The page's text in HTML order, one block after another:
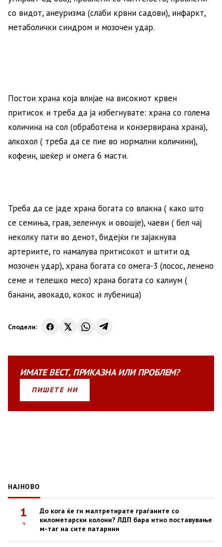
со видот, анеуризма (слаби крвни садови), инфаркт,
метаболички синдром и мозочен удар.
Постои храна која влијае на високиот крвен
притисок и треба да ја избегнувате: храна со голема
количина на сол (обработена и конзервирана храна),
алкохол ( треба да се пие во нормални количини),
кофеин, шеќер и омега 6 масти.
Треба да се јаде храна богата со влакна ( како што
се семиња, грав, зеленчук и овошје), чаеви ( бел чај
неколку пати во денот, бидејќи ги зајакнува
артериите, го намалува притисокот и штити од
мозочен удар), храна богата со омега-3 (лосос, ленено
семе и телешко месо) храна богата со калиум (
банани, авокадо, кокос и лубеница)
Сподели:
ИМАТЕВЕСТ, ПРИКАЗНАИЛИПРОБЛЕМ?
ПИШЕТЕ НИ
НАЈНОВО
1
ч
До кога ќе ги малтретирате граѓаните со
километарски колони? ЛДП бара итно поставување
м-таг на сите патарини